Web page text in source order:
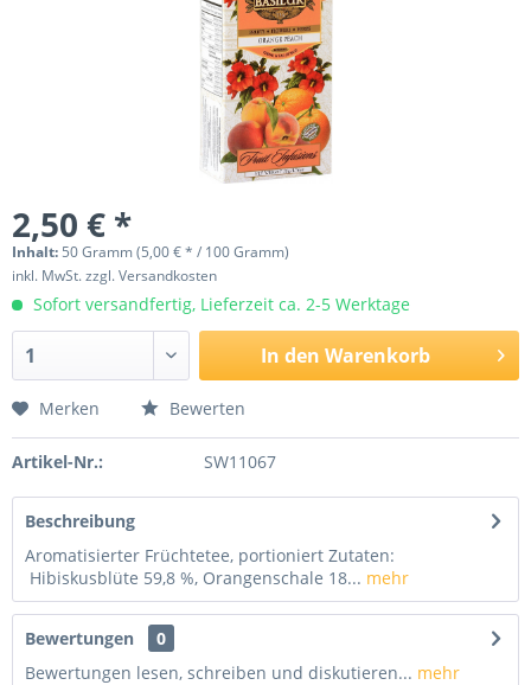
2,50 € *
Inhalt: 50 Gramm (5,00 € * / 100 Gramm)
inkl. MwSt.zzgl. Versandkosten
Sofort versandfertig, Lieferzeit ca. 2-5 Werktage
In den Warenkorb
Merken Bewerten
Artikel-Nr.: SW11067
Beschreibung
Aromatisierter Früchtetee, portioniert Zutaten:
Hibiskusblüte 59,8 %, Orangenschale 18... mehr
Bewertungen
0
Bewertungen lesen, schreiben und diskutieren... mehr